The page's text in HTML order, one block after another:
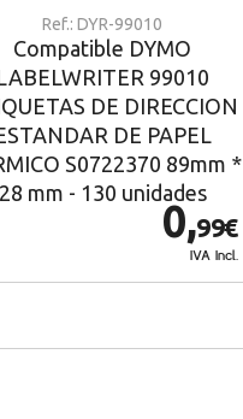
Ref.: DYR-99010
Compatible DYMO
99010
DE DIRECCION
DE PAPEL
S0722370 89mm *
28 mm - 130 unidades
0,99€
IVA Incl.